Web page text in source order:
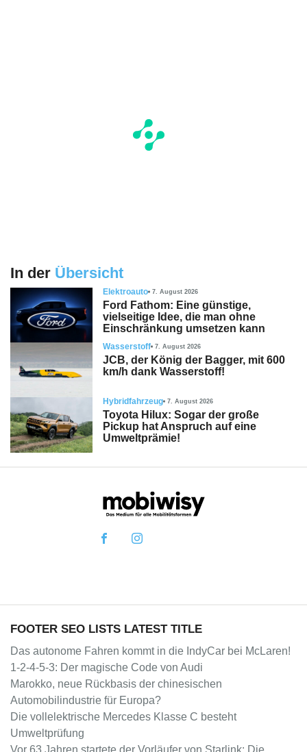
In der Übersicht
Elektroauto 7. August 2026
Ford Fathom: Eine günstige,
vielseitige Idee, die man ohne
Einschränkung umsetzen kann
Wasserstoff 7. August 2026
JCB, der König der Bagger, mit 600
km/h dank Wasserstoff!
Hybridfahrzeug 7. August 2026
Toyota Hilux: Sogar der große
Pickup hat Anspruch auf eine
Umweltprämie!
FOOTER SEO LISTS LATEST TITLE
Das autonome Fahren kommt in die IndyCar bei McLaren!
1-2-4-5-3: Der magische Code von Audi
Marokko, neue Rückbasis der chinesischen
Automobilindustrie für Europa?
Die vollelektrische Mercedes Klasse C besteht
Umweltprüfung
Vor 63 Jahren startete der Vorläufer von Starlink: Die